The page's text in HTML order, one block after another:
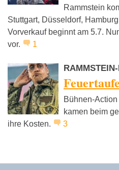
Rammstein
Stuttgart, Düsseldorf,
Vorverkauf beginnt am 5.7.
vor.
1
Bühnen-
kamen beim
ihre Kosten.
3